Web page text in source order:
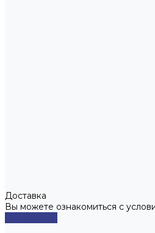
Доставка
Вы можете ознакомиться с